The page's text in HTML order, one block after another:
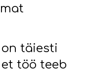
on täiesti
töö teeb